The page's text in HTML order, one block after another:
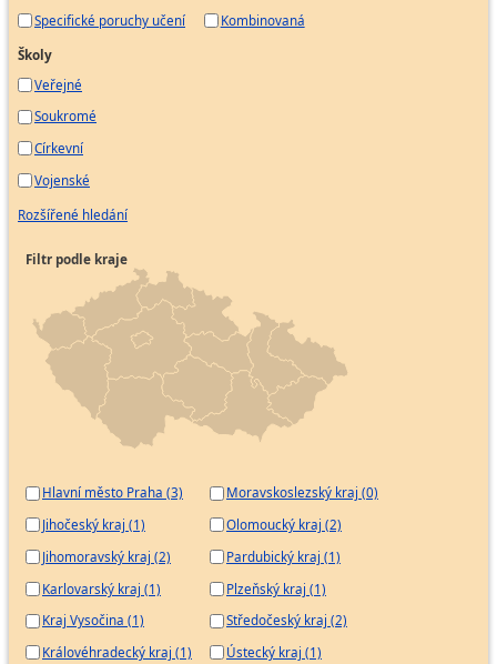
Specifické poruchy učení
Kombinovaná
Školy
Veřejné
Soukromé
Církevní
Vojenské
Rozšířené hledání
Filtr podle kraje
Hlavní město Praha (3)
Jihočeský kraj (1)
Jihomoravský kraj (2)
Karlovarský kraj (1)
Kraj Vysočina (1)
Královéhradecký kraj (1)
Moravskoslezský kraj (0)
Olomoucký kraj (2)
Pardubický kraj (1)
Plzeňský kraj (1)
Středočeský kraj (2)
Ústecký kraj (1)